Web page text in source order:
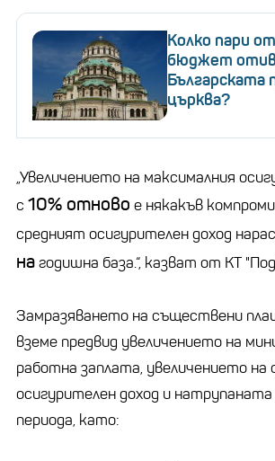
Колко пари
бюджет
Българската
църква?
„Увеличението на максималния
с 10% отново е някакъв
средният осигурителен доход
нагодишна база.“, казват от КТ
Замразяването на съществени
вземе предвид увеличението на
работна заплата, увеличението на
осигурителен доход и натрупаната
периода, като: